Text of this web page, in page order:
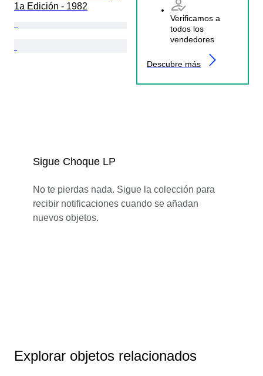
1a Edición - 1982
Verificamos a
todos los
vendedores
Descubre más
Sigue Choque LP
No te pierdas nada. Sigue la colección para
recibir notificaciones cuando se añadan
nuevos objetos.
Explorar objetos relacionados